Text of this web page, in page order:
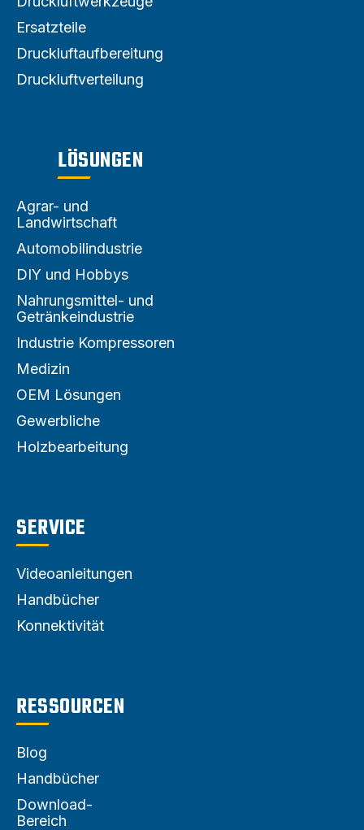
Ersatzteile
Druckluftaufbereitung
Druckluftverteilung
LÖSUNGEN
Agrar- und
Landwirtschaft
Automobilindustrie
DIY und Hobbys
Nahrungsmittel- und
Getränkeindustrie
Industrie Kompressoren
Medizin
OEM Lösungen
Gewerbliche
Holzbearbeitung
SERVICE
Videoanleitungen
Handbücher
Konnektivität
RESSOURCEN
Blog
Handbücher
Download-
Bereich